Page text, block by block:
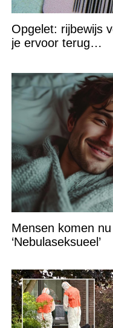
Opgelet: rijbewijs
je ervoor terug…
Mensen komen
‘Nebulaseksueel’